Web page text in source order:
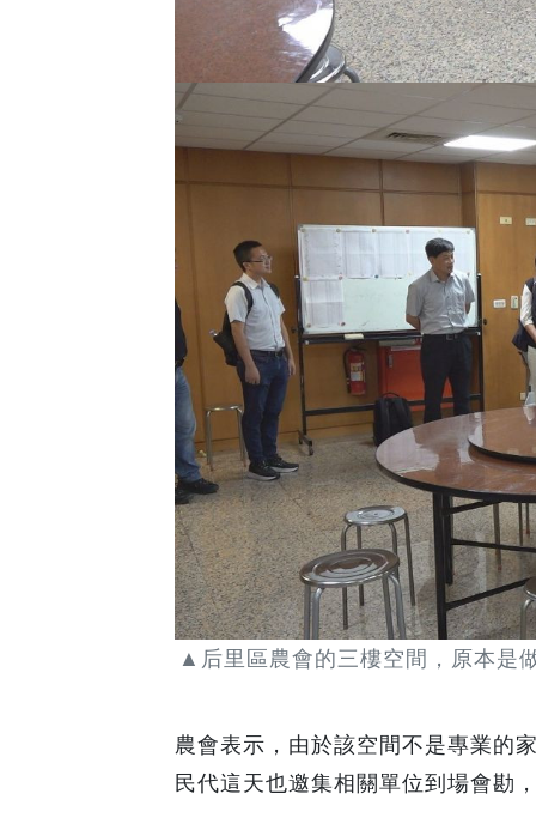
▲后里區農會的三樓空間，原本是
農會表示，由於該空間不是專業的
民代這天也邀集相關單位到場會勘